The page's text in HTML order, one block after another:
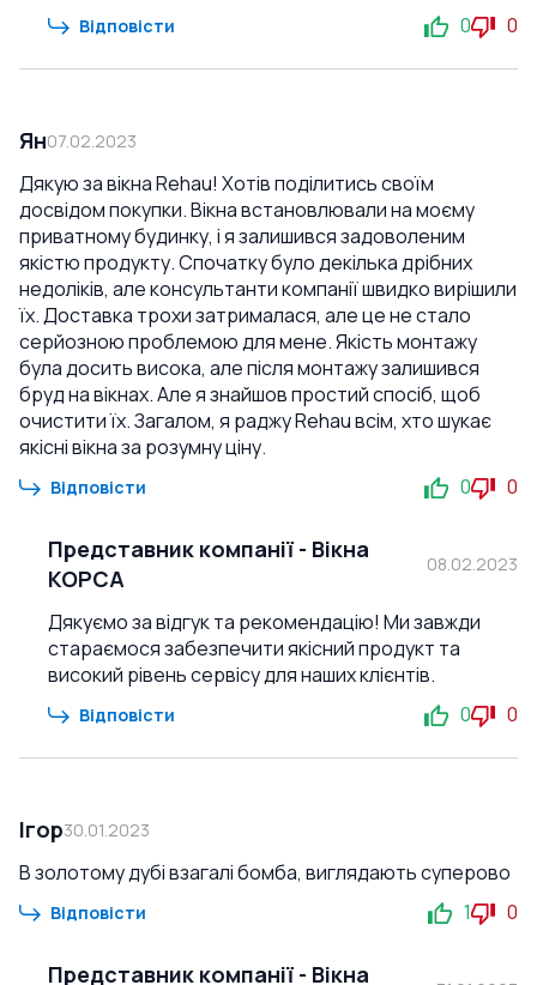
Відповісти 0 0
Ян07.02.2023
Дякую за вікна Rehau! Хотів поділитись своїм
досвідом покупки. Вікна встановлювали на моєму
приватному будинку, і я залишився задоволеним
якістю продукту. Спочатку було декілька дрібних
недоліків, але консультанти компанії швидко вирішили
їх. Доставка трохи затрималася, але це не стало
серйозною проблемою для мене. Якість монтажу
була досить висока, але після монтажу залишився
бруд на вікнах. Але я знайшов простий спосіб, щоб
очистити їх. Загалом, я раджу Rehau всім, хто шукає
якісні вікна за розумну ціну.
Відповісти 0 0
Представник компанії - Вікна
КОРСА
08.02.2023
Дякуємо за відгук та рекомендацію! Ми завжди
стараємося забезпечити якісний продукт та
високий рівень сервісу для наших клієнтів.
Відповісти 0 0
Ігор30.01.2023
В золотому дубі взагалі бомба, виглядають суперово
Відповісти 1 0
Представник компанії - Вікна